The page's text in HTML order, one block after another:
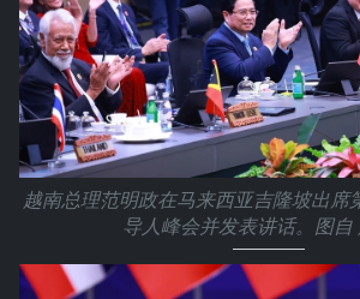
越南总理范明政在马来西亚吉隆坡出席
导人峰会并发表讲话。图自